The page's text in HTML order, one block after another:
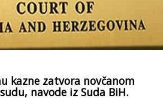
kazne zatvora novčanom
navode iz Suda BiH.